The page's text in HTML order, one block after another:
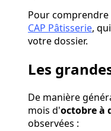
Pour
CAP Pâtisserie,
votre dossier.
Les
De manière
mois d'octobre à
observées :